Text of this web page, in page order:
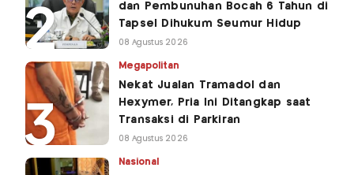
dan Pembunuhan Bocah 6 Tahun di
Tapsel Dihukum Seumur Hidup
08 Agustus 2026
Megapolitan
Nekat Jualan Tramadol dan
Hexymer, Pria Ini Ditangkap saat
Transaksi di Parkiran
08 Agustus 2026
Nasional